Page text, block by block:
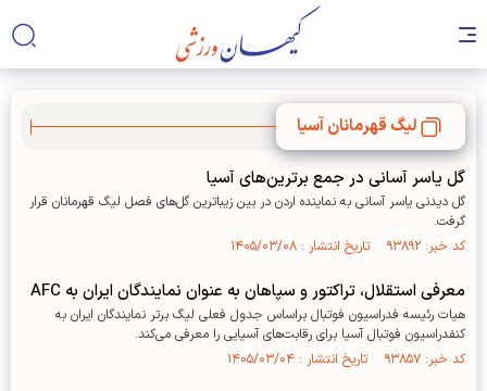
لیگ قهرمانان آسیا
گل یاسر آسانی در جمع برترین‌های آسیا
گل دیدنی یاسر آسانی به نماینده اردن در بین زیباترین گل‌های فصل لیگ قهرمانان قرار
گرفت.
کد خبر: ۹۳۸۹۲ تاریخ انتشار : ۱۴۰۵/۰۳/۰۸
معرفی استقلال، تراکتور و سپاهان به عنوان نمایندگان ایران به AFC
هیات رئیسه فدراسیون فوتبال براساس جدول فعلی لیگ برتر نمایندگان ایران به
کنفدراسیون فوتبال آسیا برای رقابت‌های آسیایی را معرفی می‌کند.
کد خبر: ۹۳۸۵۷ تاریخ انتشار : ۱۴۰۵/۰۳/۰۴